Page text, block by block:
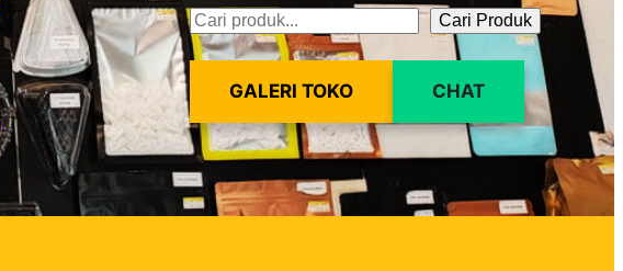
Pencarian Cari Produk
GALERI TOKO CHAT